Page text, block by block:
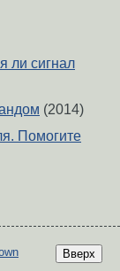
ли сигнал
(2014)
Помогите
Вверх